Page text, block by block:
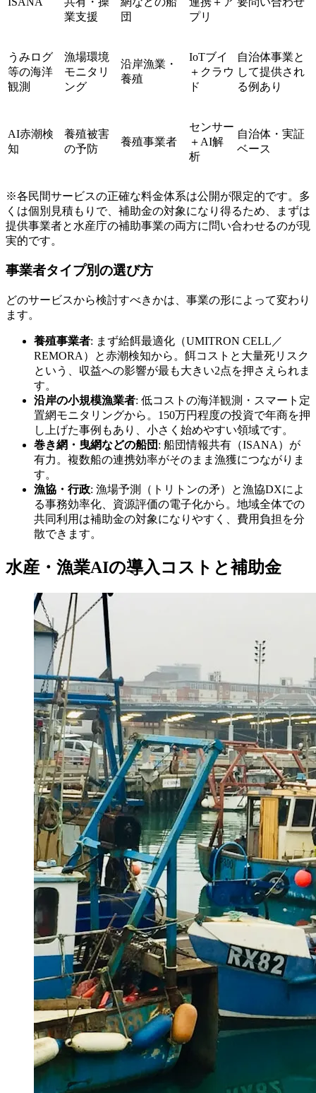
業支援
団
プリ
うみログ
等の海洋
観測
漁場環境
モニタリ
ング
沿岸漁業・
養殖
IoTブイ
＋クラウ
ド
自治体事業と
して提供され
る例あり
AI赤潮検
知
養殖被害
の予防
養殖事業者
センサー
＋AI解
析
自治体・実証
ベース
※各民間サービスの正確な料金体系は公開が限定的です。多
くは個別見積もりで、補助金の対象になり得るため、まずは
提供事業者と水産庁の補助事業の両方に問い合わせるのが現
実的です。
事業者タイプ別の選び方
どのサービスから検討すべきかは、事業の形によって変わり
ます。
養殖事業者: まず給餌最適化（UMITRON CELL／
REMORA）と赤潮検知から。餌コストと大量死リスク
という、収益への影響が最も大きい2点を押さえられま
す。
沿岸の小規模漁業者: 低コストの海洋観測・スマート定
置網モニタリングから。150万円程度の投資で年商を押
し上げた事例もあり、小さく始めやすい領域です。
巻き網・曳網などの船団 : 船団情報共有（ISANA）が
有力。複数船の連携効率がそのまま漁獲につながりま
す。
漁協・行政: 漁場予測（トリトンの矛）と漁協DXによ
る事務効率化、資源評価の電子化から。地域全体での
共同利用は補助金の対象になりやすく、費用負担を分
散できます。
水産・漁業AIの導入コストと補助金